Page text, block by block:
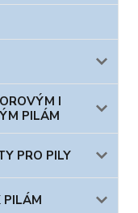
I
PILÁM
PRO PILY
PILÁM